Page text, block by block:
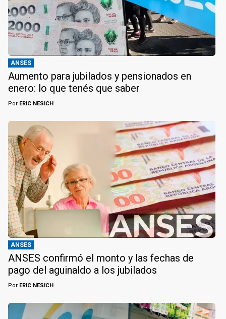
ANSES
Aumento para jubilados y pensionados en
enero: lo que tenés que saber
Por ERIC NESICH
ANSES
ANSES confirmó el monto y las fechas de
pago del aguinaldo a los jubilados
Por ERIC NESICH